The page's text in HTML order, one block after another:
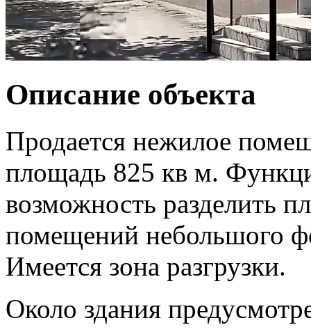
Описание объекта
Продается нежилое
площадь 825 кв м.
возможность разделить
помещений небольшого
Имеется зона разгрузки.
Около здания